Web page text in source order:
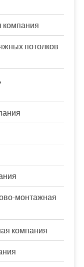
компания
потолков
монтажная
компания